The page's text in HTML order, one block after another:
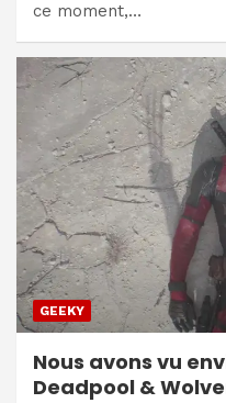
ce moment,…
GEEKY
Nous avons vu
Deadpool &